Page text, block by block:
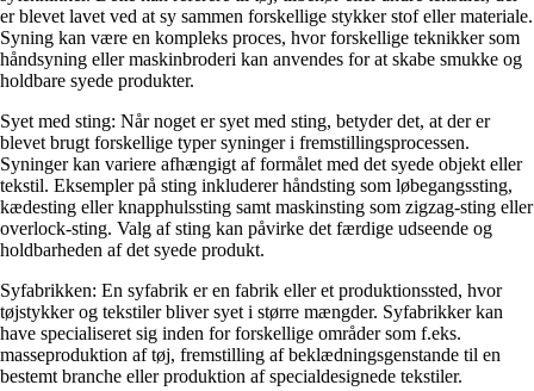
er blevet lavet ved at sy sammen forskellige stykker stof eller materiale.
Syning kan være en kompleks proces, hvor forskellige teknikker som
håndsyning eller maskinbroderi kan anvendes for at skabe smukke og
holdbare syede produkter.
Syet med sting: Når noget er syet med sting, betyder det, at der er
blevet brugt forskellige typer syninger i fremstillingsprocessen.
Syninger kan variere afhængigt af formålet med det syede objekt eller
tekstil. Eksempler på sting inkluderer håndsting som løbegangssting,
kædesting eller knapphulssting samt maskinsting som zigzag-sting eller
overlock-sting. Valg af sting kan påvirke det færdige udseende og
holdbarheden af det syede produkt.
Syfabrikken: En syfabrik er en fabrik eller et produktionssted, hvor
tøjstykker og tekstiler bliver syet i større mængder. Syfabrikker kan
have specialiseret sig inden for forskellige områder som f.eks.
masseproduktion af tøj, fremstilling af beklædningsgenstande til en
bestemt branche eller produktion af specialdesignede tekstiler.